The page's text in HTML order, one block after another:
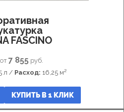
FASCINO
7 855 руб.
л / Расход: 16,25 м²
КУПИТЬ В 1 КЛИК